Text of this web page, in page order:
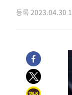
-27511초 전 >극
주 날씨]
-24529초 전 >축
송"
-11667초 전 >
'
-4793초 전 >
[속
등록 2023.04.30